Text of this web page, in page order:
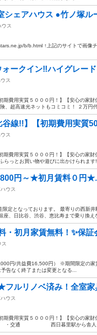
ェアハウス ●竹ノ塚ル
ウス
b/b.html ↑上記のサイトで画像
ークイン‼︎ハイグレー
ス
期費用実質５０００円！】【安心の家
、超高速光ネットもコミコミ！ ２万円
谷線!!】【初期費用実質
ス
期費用実質５０００円！】【安心の家
っとお買い物や遊びに出かけられます!
円～★初月賃料０円
ウス
定となっております。 最寄りの西新
、日比谷、渋谷、恵比寿まで乗り換え
・初月家賃無料！✨保証
ス
円/共益費16,500円） ※期間限定の
告なく終了または変更となる...
ルリノベ済み！全室家
ウス
期費用実質５０００円！】【安心の
・交通 西日暮里駅から舎人ラ